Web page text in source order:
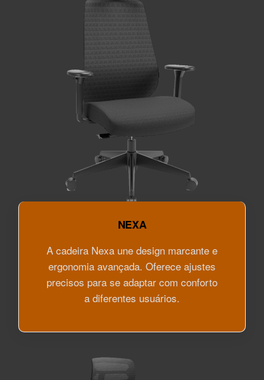
NEXA
A cadeira Nexa une design marcante e
ergonomia avançada. Oferece ajustes
precisos para se adaptar com conforto
a diferentes usuários.